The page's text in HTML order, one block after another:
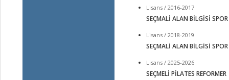
Lisans / 2016-2017
SEÇMALİ ALAN BİLGİSİ
Lisans / 2018-2019
SEÇMALİ ALAN BİLGİSİ
Lisans / 2025-2026
SEÇMELİ PİLATES REFORMER